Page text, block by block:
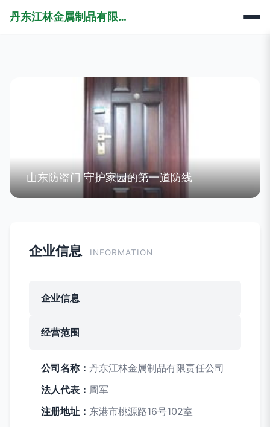
丹东江林金属制品有限责任公司
山东防盗门 守护家园的第一道防线
企业信息 INFORMATION
企业信息
经营范围
公司名称： 丹东江林金属制品有限责任公司
法人代表： 周军
注册地址： 东港市桃源路16号102室